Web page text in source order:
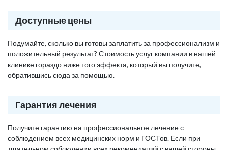
Доступные цены
Подумайте, сколько вы готовы заплатить за профессионализм и
положительный результат? Стоимость услуг компании в нашей
клинике гораздо ниже того эффекта, который вы получите,
обратившись сюда за помощью.
Гарантия лечения
Получите гарантию на профессиональное лечение с
соблюдением всех медицинских норм и ГОСТов. Если при